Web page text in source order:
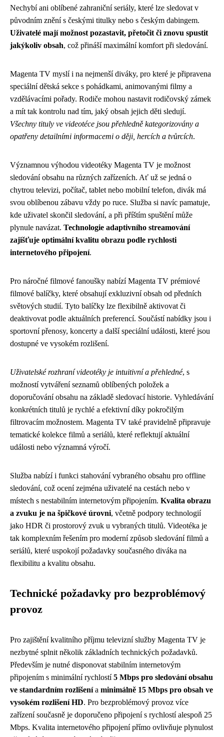
Nechybí ani oblíbené zahraniční seriály, které lze sledovat v
původním znění s českými titulky nebo s českým dabingem.
Uživatelé mají možnost pozastavit, přetočit či znovu spustit
jakýkoliv obsah, což přináší maximální komfort při sledování.
Magenta TV myslí i na nejmenší diváky, pro které je připravena
speciální dětská sekce s pohádkami, animovanými filmy a
vzdělávacími pořady. Rodiče mohou nastavit rodičovský zámek
a mít tak kontrolu nad tím, jaký obsah jejich děti sledují.
Všechny tituly ve videotéce jsou přehledně kategorizovány a
opatřeny detailními informacemi o ději, hercích a tvůrcích.
Významnou výhodou videotéky Magenta TV je možnost
sledování obsahu na různých zařízeních. Ať už se jedná o
chytrou televizi, počítač, tablet nebo mobilní telefon, divák má
svou oblíbenou zábavu vždy po ruce. Služba si navíc pamatuje,
kde uživatel skončil sledování, a při příštím spuštění může
plynule navázat. Technologie adaptivního streamování
zajišťuje optimální kvalitu obrazu podle rychlosti
internetového připojení.
Pro náročné filmové fanoušky nabízí Magenta TV prémiové
filmové balíčky, které obsahují exkluzivní obsah od předních
světových studií. Tyto balíčky lze flexibilně aktivovat či
deaktivovat podle aktuálních preferencí. Součástí nabídky jsou i
sportovní přenosy, koncerty a další speciální události, které jsou
dostupné ve vysokém rozlišení.
Uživatelské rozhraní videotéky je intuitivní a přehledné, s
možností vytváření seznamů oblíbených položek a
doporučování obsahu na základě sledovací historie. Vyhledávání
konkrétních titulů je rychlé a efektivní díky pokročilým
filtrovacím možnostem. Magenta TV také pravidelně připravuje
tematické kolekce filmů a seriálů, které reflektují aktuální
události nebo významná výročí.
Služba nabízí i funkci stahování vybraného obsahu pro offline
sledování, což ocení zejména uživatelé na cestách nebo v
místech s nestabilním internetovým připojením. Kvalita obrazu
a zvuku je na špičkové úrovni, včetně podpory technologií
jako HDR či prostorový zvuk u vybraných titulů. Videotéka je
tak komplexním řešením pro moderní způsob sledování filmů a
seriálů, které uspokojí požadavky současného diváka na
flexibilitu a kvalitu obsahu.
Technické požadavky pro bezproblémový
provoz
Pro zajištění kvalitního příjmu televizní služby Magenta TV je
nezbytné splnit několik základních technických požadavků.
Především je nutné disponovat stabilním internetovým
připojením s minimální rychlostí5 Mbps pro sledování obsahu
ve standardním rozlišenía minimálně 15 Mbps pro obsah ve
vysokém rozlišení HD. Pro bezproblémový provoz více
zařízení současně je doporučeno připojení s rychlostí alespoň 25
Mbps. Kvalita internetového připojení přímo ovlivňuje plynulost